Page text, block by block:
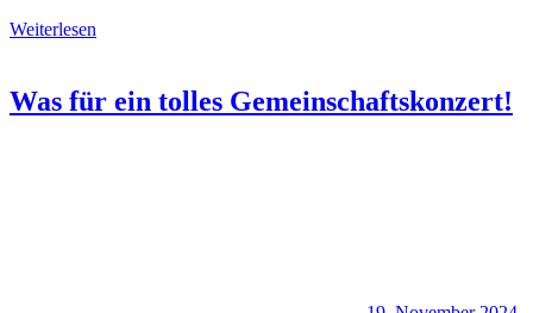
Weiterlesen
Was für ein tolles Gemeinschaftskonzert!